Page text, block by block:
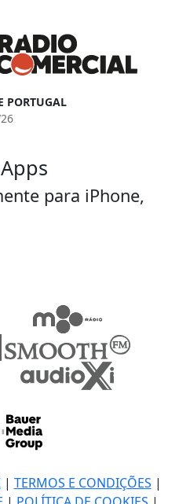
PORTUGAL
para iPhone,
| TERMOS E CONDIÇÕES |